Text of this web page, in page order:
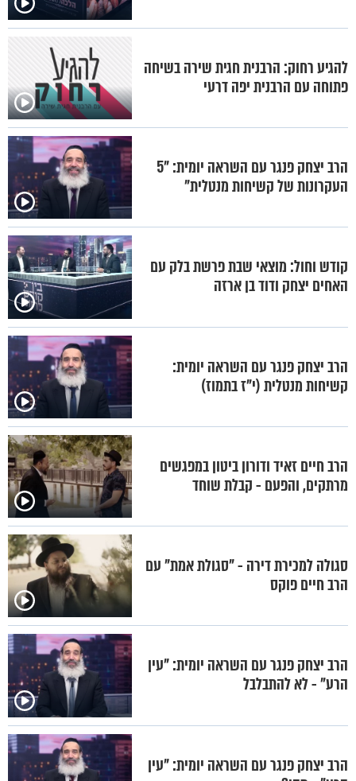
להגיע רחוק: הרבנית חגית שירה בשיחה
פתוחה עם הרבנית יפה דרעי
הרב יצחק פנגר עם השראה יומית: "5
העקרונות של קשיחות מנטלית"
קודש וחול: מוצאי שבת פרשת בלק עם
האחים יצחק ודוד בן ארזה
הרב יצחק פנגר עם השראה יומית:
קשיחות מנטלית (י"ז בתמוז)
הרב חיים זאיד ודורון ביטון במפגשים
מרתקים, והפעם - קבלת שוחד
סגולה למכירת דירה - "סגולת אמת" עם
הרב חיים פוקס
הרב יצחק פנגר עם השראה יומית: "עין
הרע" - לא להתבלבל
הרב יצחק פנגר עם השראה יומית: "עין